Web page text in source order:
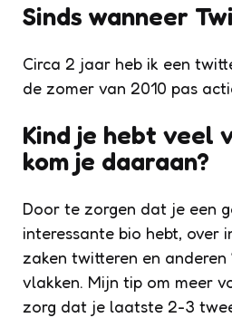
Sinds wanneer
Circa 2 jaar heb ik een
de zomer van 2010 pas
Kind je hebt veel
kom je daaraan?
Door te zorgen dat je een
interessante bio hebt, over
zaken twitteren en anderen
vlakken. Mijn tip om meer
zorg dat je laatste 2-3